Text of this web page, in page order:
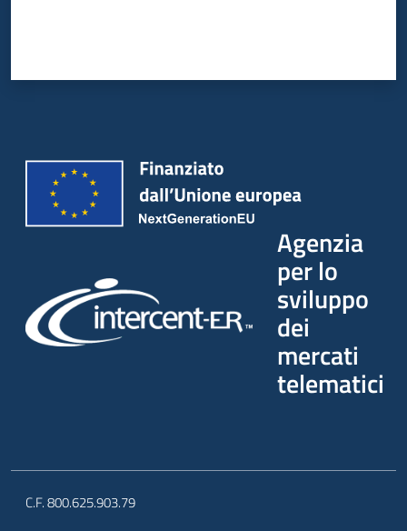
Agenzia
per lo
sviluppo
dei
mercati
telematici
C.F. 800.625.903.79